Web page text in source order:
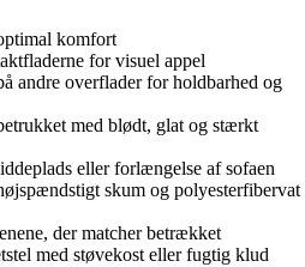
komfort
for visuel appel
andre overflader for holdbarhed og
med blødt, glat og stærkt
eller forlængelse af sofaen
skum og polyesterfibervat
der matcher betrækket
med støvekost eller fugtig klud